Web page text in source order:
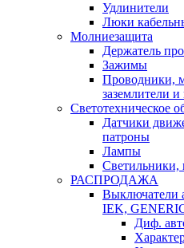
Удлинители
Люки
Молниезащита
Держатель
Зажимы
Проводники,
заземлители и
Светотехническое
Датчики
патроны
Лампы
Светильники,
РАСПРОДАЖА
Выключатели
IEK,
Диф.